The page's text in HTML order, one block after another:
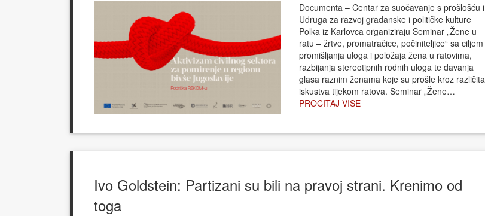
Documenta – Centar za suočavanje s prošlošću i
Udruga za razvoj građanske i političke kulture
Polka iz Karlovca organiziraju Seminar „Žene u
ratu – žrtve, promatračice, počiniteljice“ sa ciljem
promišljanja uloga i položaja žena u ratovima,
razbijanja stereotipnih rodnih uloga te davanja
glasa raznim ženama koje su prošle kroz različita
iskustva tijekom ratova. Seminar „Žene…
PROČITAJ VIŠE
Ivo Goldstein: Partizani su bili na pravoj strani. Krenimo od
toga